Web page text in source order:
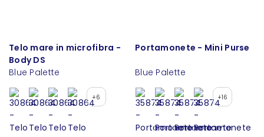
Telo mare in microfibra -
Body DS
Blue Palette
+6
Portamonete - Mini Purse
Blue Palette
+16